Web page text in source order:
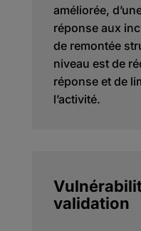
améliorée,
réponse aux
de remontée
niveau est de
réponse et de
l’activité.
validation